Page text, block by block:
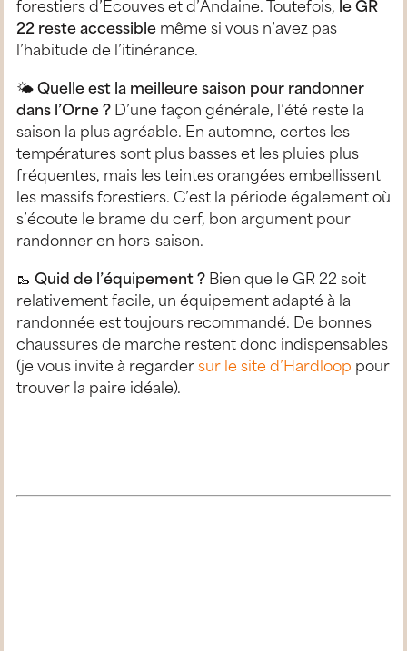
forestiers d’Écouves et d’Andaine. Toutefois, le GR
22 reste accessible même si vous n’avez pas
l’habitude de l’itinérance.
🌤 Quelle est la meilleure saison pour randonner
dans l’Orne ? D’une façon générale, l’été reste la
saison la plus agréable. En automne, certes les
températures sont plus basses et les pluies plus
fréquentes, mais les teintes orangées embellissent
les massifs forestiers. C’est la période également où
s’écoute le brame du cerf, bon argument pour
randonner en hors-saison.
🥾 Quid de l’équipement ? Bien que le GR 22 soit
relativement facile, un équipement adapté à la
randonnée est toujours recommandé. De bonnes
chaussures de marche restent donc indispensables
(je vous invite à regarder sur le site d’Hardloop pour
trouver la paire idéale).